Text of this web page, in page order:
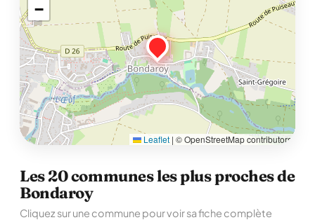
−
Leaflet | © OpenStreetMap contributors
Les 20 communes les plus proches de
Bondaroy
Cliquez sur une commune pour voir sa fiche complète